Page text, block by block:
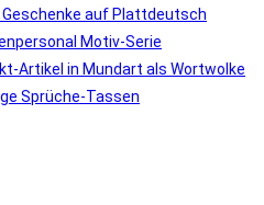
Geschenke auf Plattdeutsch
Motiv-Serie
Artikel in Mundart als Wortwolke
Sprüche-Tassen